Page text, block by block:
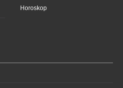
Horoskop